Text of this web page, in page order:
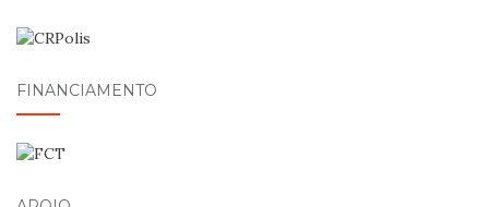
FINANCIAMENTO